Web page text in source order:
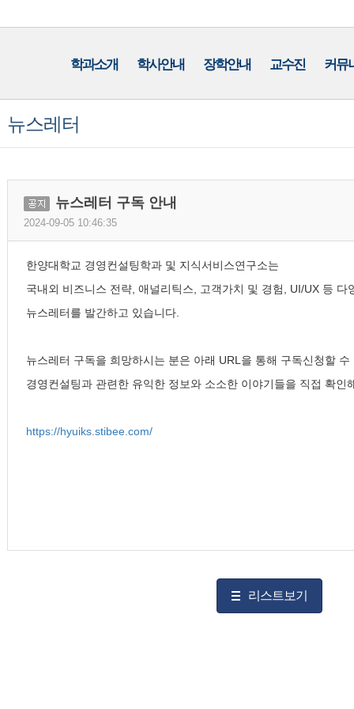
학과소개 학사안내 장학안내 교수진 커뮤
뉴스레터
공
지
뉴스레터 구독 안내
2024-09-05 10:46:35
한양대학교 경영컨설팅학과 및 지식서비스연구소는
국내외 비즈니스 전략, 애널리틱스, 고객가치 및 경험, UI/UX 등
뉴스레터를 발간하고 있습니다.
뉴스레터 구독을 희망하시는 분은 아래 URL을 통해 구독신청할
경영컨설팅과 관련한 유익한 정보와 소소한 이야기들을 직접 확인
https://hyuiks.stibee.com/
리스트보기